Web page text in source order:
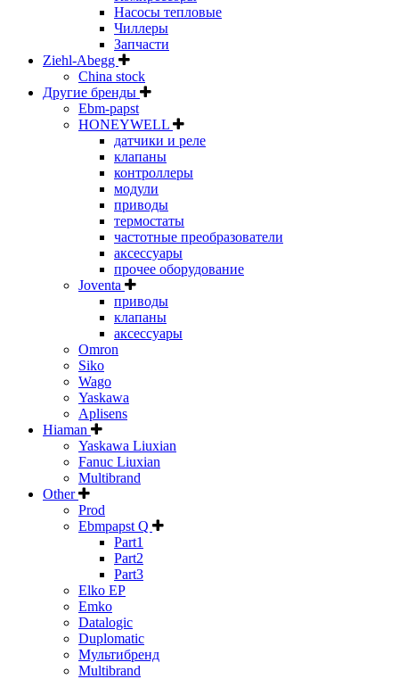
Насосы тепловые
Чиллеры
Запчасти
Ziehl-Abegg
China stock
Другие бренды
Ebm-papst
HONEYWELL
датчики и реле
клапаны
контроллеры
модули
приводы
термостаты
частотные преобразователи
аксессуары
прочее оборудование
Joventa
приводы
клапаны
аксессуары
Omron
Siko
Wago
Yaskawa
Aplisens
Hiaman
Yaskawa Liuxian
Fanuc Liuxian
Multibrand
Other
Prod
Ebmpapst Q
Part1
Part2
Part3
Elko EP
Emko
Datalogic
Duplomatic
Мультибренд
Multibrand